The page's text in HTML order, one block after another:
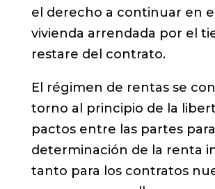
el derecho a continuar en
vivienda arrendada por el
restare del contrato.
El régimen de rentas se
torno al principio de la
pactos entre las partes
determinación de la renta
tanto para los contratos